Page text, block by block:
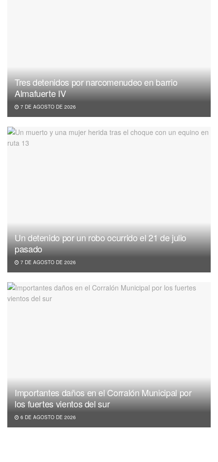
Tres detenidos por narcomenudeo en barrio
Almafuerte IV
7 DE AGOSTO DE 2026
Un detenido por un robo ocurrido el 21 de julio
pasado
7 DE AGOSTO DE 2026
Importantes daños en el Corralón Municipal por
los fuertes vientos del sur
6 DE AGOSTO DE 2026